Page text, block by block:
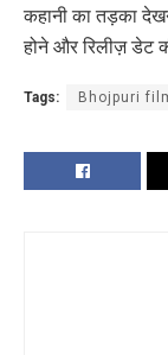
कहानी का तड़का
होने और रिलीज़ डेट
Tags: Bhojpuri